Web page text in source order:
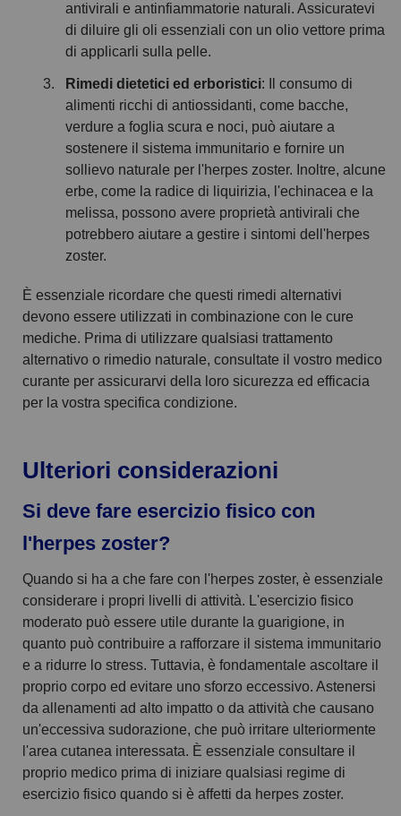
antivirali e antinfiammatorie naturali. Assicuratevi
di diluire gli oli essenziali con un olio vettore prima
di applicarli sulla pelle.
Rimedi dietetici ed erboristici: Il consumo di
alimenti ricchi di antiossidanti, come bacche,
verdure a foglia scura e noci, può aiutare a
sostenere il sistema immunitario e fornire un
sollievo naturale per l'herpes zoster. Inoltre, alcune
erbe, come la radice di liquirizia, l'echinacea e la
melissa, possono avere proprietà antivirali che
potrebbero aiutare a gestire i sintomi dell'herpes
zoster.
È essenziale ricordare che questi rimedi alternativi
devono essere utilizzati in combinazione con le cure
mediche. Prima di utilizzare qualsiasi trattamento
alternativo o rimedio naturale, consultate il vostro medico
curante per assicurarvi della loro sicurezza ed efficacia
per la vostra specifica condizione.
Ulteriori considerazioni
Si deve fare esercizio fisico con
l'herpes zoster?
Quando si ha a che fare con l'herpes zoster, è essenziale
considerare i propri livelli di attività. L'esercizio fisico
moderato può essere utile durante la guarigione, in
quanto può contribuire a rafforzare il sistema immunitario
e a ridurre lo stress. Tuttavia, è fondamentale ascoltare il
proprio corpo ed evitare uno sforzo eccessivo. Astenersi
da allenamenti ad alto impatto o da attività che causano
un'eccessiva sudorazione, che può irritare ulteriormente
l'area cutanea interessata. È essenziale consultare il
proprio medico prima di iniziare qualsiasi regime di
esercizio fisico quando si è affetti da herpes zoster.